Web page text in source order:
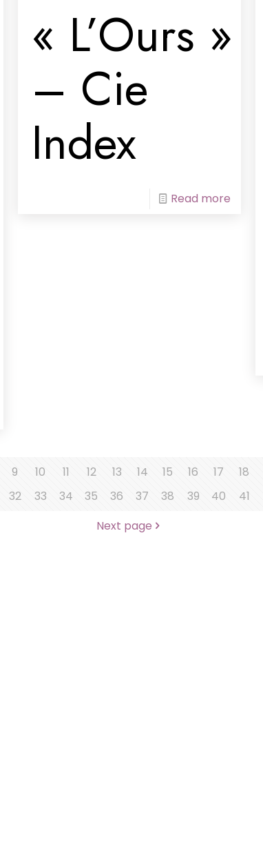
« L’Ours »
– Cie
Index
Read more
9 10 11 12 13 14 15 16 17 18
32 33 34 35 36 37 38 39 40 41
Next page